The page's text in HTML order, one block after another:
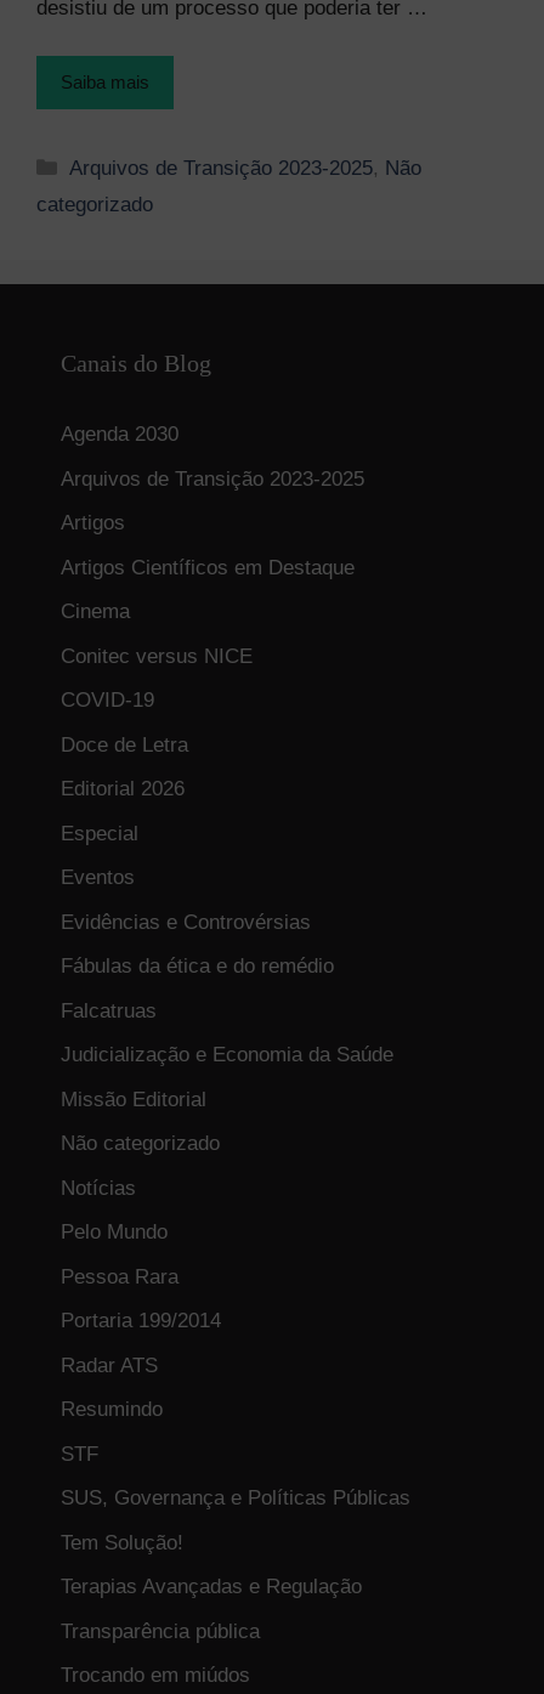
desistiu de um processo que poderia ter …
Saiba mais
Categorias
Arquivos de Transição 2023-2025, Não
categorizado
Canais do Blog
Agenda 2030
Arquivos de Transição 2023-2025
Artigos
Artigos Científicos em Destaque
Cinema
Conitec versus NICE
COVID-19
Doce de Letra
Editorial 2026
Especial
Eventos
Evidências e Controvérsias
Fábulas da ética e do remédio
Falcatruas
Judicialização e Economia da Saúde
Missão Editorial
Não categorizado
Notícias
Pelo Mundo
Pessoa Rara
Portaria 199/2014
Radar ATS
Resumindo
STF
SUS, Governança e Políticas Públicas
Tem Solução!
Terapias Avançadas e Regulação
Transparência pública
Trocando em miúdos